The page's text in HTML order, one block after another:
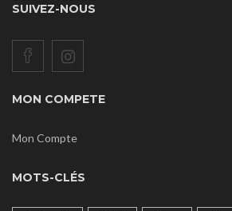
SUIVEZ-NOUS
MON COMPETE
Mon Compte
MOTS-CLÉS